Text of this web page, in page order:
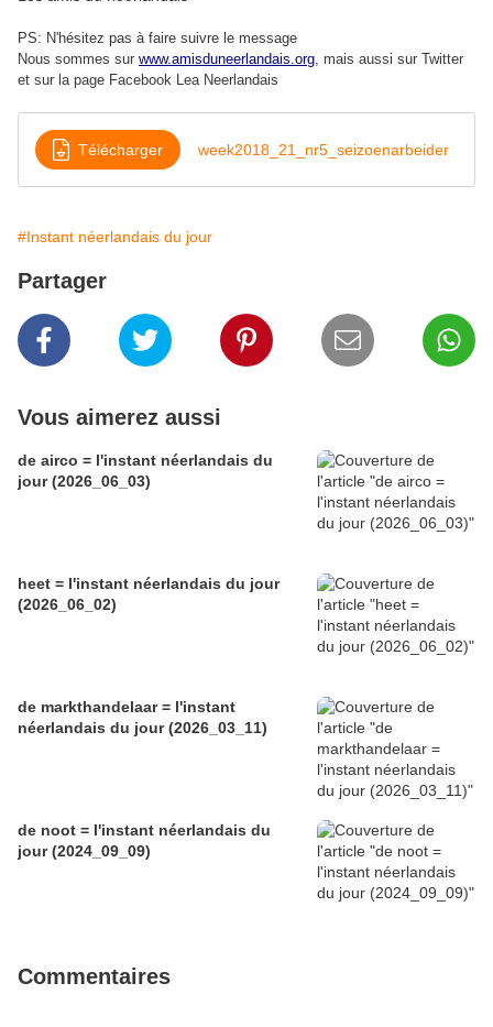
PS: N'hésitez pas à faire suivre le message
Nous sommes sur www.amisduneerlandais.org, mais aussi sur Twitter
et sur la page Facebook Lea Neerlandais
Télécharger week2018_21_nr5_seizoenarbeider
#Instant néerlandais du jour
Partager
Vous aimerez aussi
de airco = l'instant néerlandais du
jour (2026_06_03)
heet = l'instant néerlandais du jour
(2026_06_02)
de markthandelaar = l'instant
néerlandais du jour (2026_03_11)
de noot = l'instant néerlandais du
jour (2024_09_09)
Commentaires